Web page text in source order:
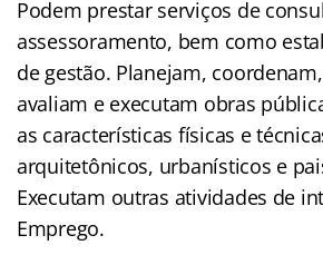
Podem prestar serviços de
assessoramento, bem como
de gestão. Planejam,
avaliam e executam obras
as características físicas e
arquitetônicos, urbanísticos e
Executam outras atividades de
Emprego.